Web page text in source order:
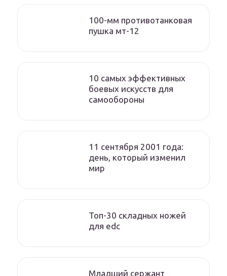
100-мм противотанковая
пушка мт-12
10 самых эффективных
боевых искусств для
самообороны
11 сентября 2001 года:
день, который изменил
мир
Топ-30 складных ножей
для edc
Младший сержант